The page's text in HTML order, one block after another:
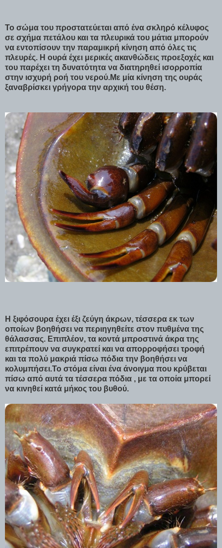
Το σώμα του προστατεύεται από ένα σκληρό κέλυφος
σε σχήμα πετάλου και τα πλευρικά του μάτια μπορούν
να εντοπίσουν την παραμικρή κίνηση από όλες τις
πλευρές. Η ουρά έχει μερικές ακανθώδεις προεξοχές και
του παρέχει τη δυνατότητα να διατηρηθεί ισορροπία
στην ισχυρή ροή του νερού.Με μία κίνηση της ουράς
ξαναβρίσκει γρήγορα την αρχική του θέση.
Η ξιφόσουρα έχει έξι ζεύγη άκρων, τέσσερα εκ των
οποίων βοηθήσει να περιηγηθείτε στον πυθμένα της
θάλασσας. Επιπλέον, τα κοντά μπροστινά άκρα της
επιτρέπουν να συγκρατεί και να απορροφήσει τροφή
και τα πολύ μακριά πίσω πόδια την βοηθήσει να
κολυμπήσει.Το στόμα είναι ένα άνοιγμα που κρύβεται
πίσω από αυτά τα τέσσερα πόδια , με τα οποία μπορεί
να κινηθεί κατά μήκος του βυθού.